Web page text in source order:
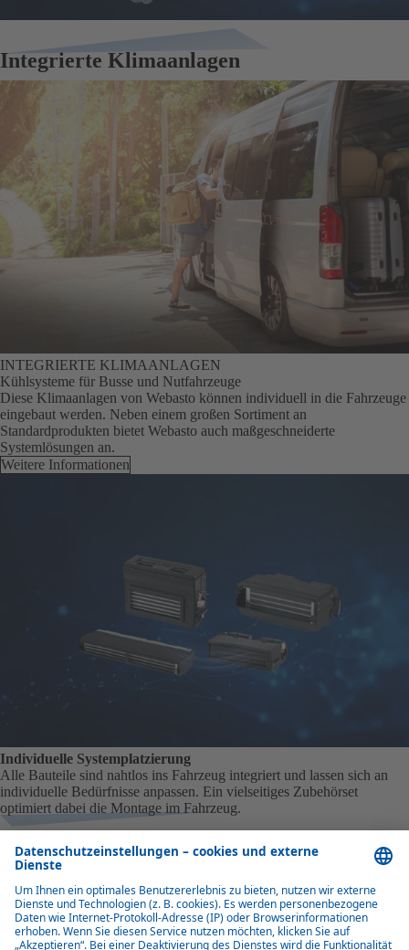
Integrierte Klimaanlagen
INTEGRIERTE KLIMAANLAGEN
Kühlsysteme für Busse und Nutfahrzeuge
Diese Klimaanlagen von Webasto können individuell in die Fahrzeuge
eingebaut werden. Neben einem großen Sortiment an
Standardprodukten bietet Webasto auch maßgeschneiderte
Systemlösungen an.
Weitere Informationen
Individuelle Systemplatzierung
Alle Bauteile sind nahtlos ins Fahrzeug integriert und lassen sich an
individuelle Bedürfnisse anpassen. Ein vielseitiges Zubehörset
optimiert dabei die Montage im Fahrzeug.
Transportkühlung